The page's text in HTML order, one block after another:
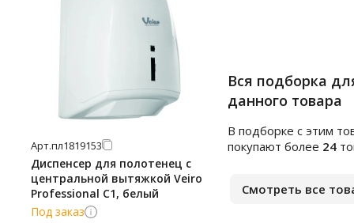
Арт.пл1819153
Диспенсер для полотенец с
центральной вытяжкой Veiro
Professional С1, белый
Под заказ
Вся подборка
данного товара
В подборке c этим
покупают более 24
Смотреть все